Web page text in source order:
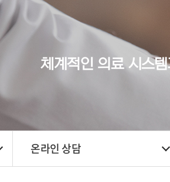
체계적인 의료 시스
온라인 상담